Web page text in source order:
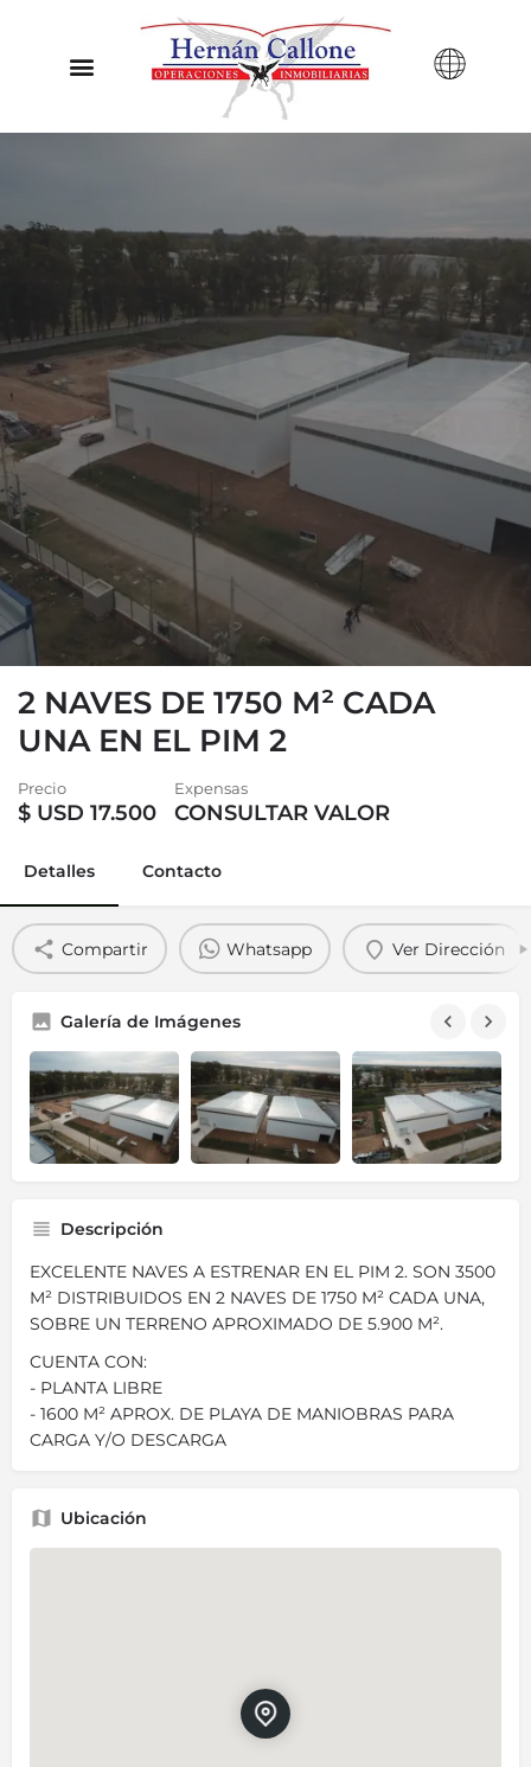
2 NAVES DE 1750 M² CADA
UNA EN EL PIM 2
Precio
$ USD 17.500
Expensas
CONSULTAR VALOR
Detalles Contacto
Compartir Whatsapp Ver Dirección
Galería de Imágenes
Descripción
EXCELENTE NAVES A ESTRENAR EN EL PIM 2. SON 3500
M² DISTRIBUIDOS EN 2 NAVES DE 1750 M² CADA UNA,
SOBRE UN TERRENO APROXIMADO DE 5.900 M².
CUENTA CON:
- PLANTA LIBRE
- 1600 M² APROX. DE PLAYA DE MANIOBRAS PARA
CARGA Y/O DESCARGA
Ubicación